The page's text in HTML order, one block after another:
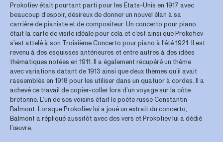
Prokofiev était pourtant parti pour les États-Unis en 1917 avec
beaucoup d’espoir, désireux de donner un nouvel élan à sa
carrière de pianiste et de compositeur. Un concerto pour piano
était la carte de visite idéale pour cela et c’est ainsi que Prokofiev
s’est attelé à son Troisième Concerto pour piano à l’été 1921. Il est
revenu à des esquisses antérieures et entre autres à des idées
thématiques notées en 1911. Il a également récupéré un thème
avec variations datant de 1913 ainsi que deux thèmes qu’il avait
rassemblés en 1918 pour les utiliser dans un quatuor à cordes. Il a
achevé ce travail de copier-coller lors d’un voyage sur la côte
bretonne. L’un de ses voisins était le poète russe Constantin
Balmont. Lorsque Prokofiev lui a joué un extrait du concerto,
Balmont a répliqué aussitôt avec des vers et Prokofiev lui a dédié
l’œuvre.